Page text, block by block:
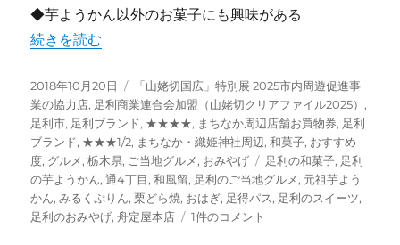
◆芋ようかん以外のお菓子にも興味がある
“足利みやげの人気和菓子 “舟定屋”の芋ようかん
続きを読む
投
稿
日:
2018年10月20日
カ
テ
ゴ
リ
ー
「山姥切国広」特別展 2025市内周遊促進事
業の協力店, 足利商業連合会加盟（山姥切クリアファイル2025） ,
足利市, 足利ブランド, ★★★★, まちなか周辺店舗お買物券, 足利
ブランド, ★★★1/2, まちなか・織姫神社周辺,和菓子, おすすめ
度, グルメ,栃木県, ご当地グルメ, おみやげ
タ
グ
足利の和菓子, 足利
の芋ようかん,通4丁目,和風留, 足利のご当地グルメ, 元祖芋よう
かん,みるくぷりん,栗どら焼, おはぎ, 足得パス, 足利のスイーツ,
足利のおみやげ,舟定屋本店
足
1件のコメント